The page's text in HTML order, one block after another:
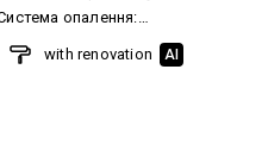
with renovation AI